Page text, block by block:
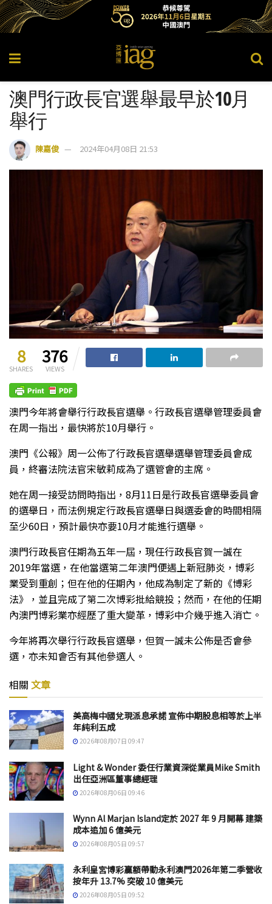
澳門行政長官選舉最早於10月
舉行
陳嘉俊 2024年04月08日 21:53
8
SHARES
376
VIEWS
澳門今年將會舉行行政長官選舉。行政長官選舉管理委員會
在周一指出，最快將於10月舉行。
澳門《公報》周一公佈了行政長官選舉選舉管理委員會成
員，終審法院法官宋敏莉成為了選管會的主席。
她在周一接受訪問時指出，8月11日是行政長官選舉委員會
的選舉日，而法例規定行政長官選舉日與選委會的時間相隔
至少60日，預計最快亦要10月才能進行選舉。
澳門行政長官任期為五年一屆，現任行政長官賀一誠在
2019年當選，在他當選第二年澳門便遇上新冠肺炎，博彩
業受到重創；但在他的任期內，他成為制定了新的《博彩
法》，並且完成了第二次博彩批給競投；然而，在他的任期
內澳門博彩業亦經歷了重大變革，博彩中介幾乎進入消亡。
今年將再次舉行行政長官選舉，但賀一誠未公佈是否會參
選，亦未知會否有其他參選人。
相關 文章
美高梅中國兌現派息承諾 宣佈中期股息相等於上半
年純利五成
2026年08月07日 09:47
Light & Wonder 委任行業資深從業員Mike Smith
出任亞洲區董事總經理
2026年08月06日 09:46
Wynn Al Marjan Island定於 2027 年 9 月開幕 建築
成本追加 6 億美元
2026年08月05日 09:57
永利皇宮博彩贏額帶動永利澳門2026年第二季營收
按年升 13.7% 突破 10 億美元
2026年08月05日 09:52